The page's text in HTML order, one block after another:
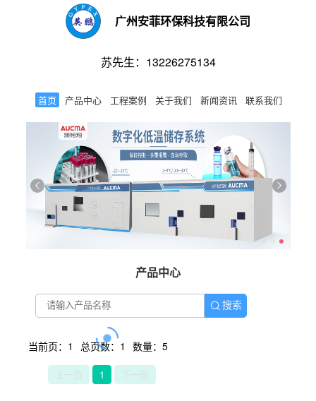
广州安菲环保科技有限公司
苏先生：13226275134
首页 产品中心 工程案例 关于我们 新闻资讯 联系我们
产品中心
搜索
当前页：1 总页数：1 数量：5
上一页 1 下一页